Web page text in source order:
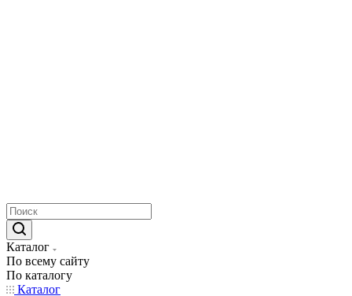
Каталог
По всему сайту
По каталогу
Каталог